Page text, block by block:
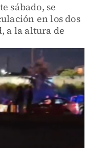
sábado, se
en los dos
a la altura de